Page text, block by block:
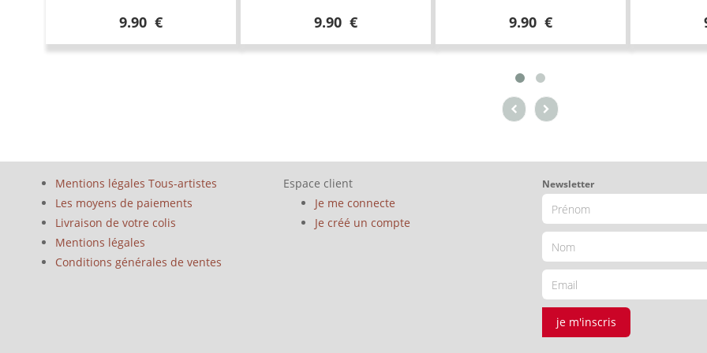
9.90 € 9.90 € 9.90 €
Mentions légales Tous-artistes
Les moyens de paiements
Livraison de votre colis
Mentions légales
Conditions générales de ventes
Espace client
Je me connecte
Je créé un compte
Newsletter
je m'inscris